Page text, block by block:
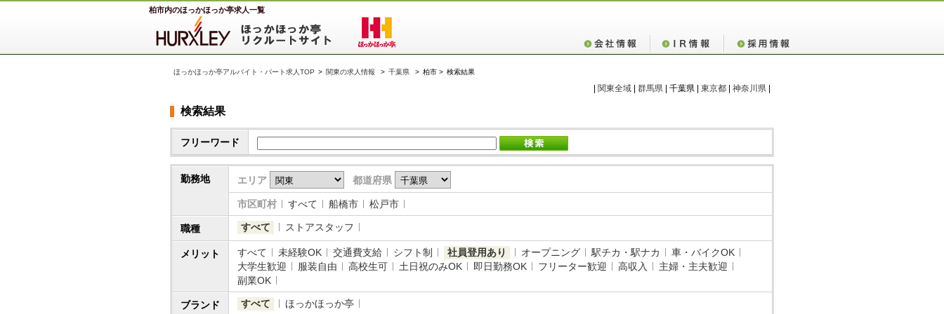
柏市内のほっかほっか亭求人一覧
ほっかほっか亭アルバイト・パート求人TOP > 関東の求人情報 > 千葉県 > 柏市 > 検索結果
関東全域 群馬県 | 千葉県 | 東京都 神奈川県
検索結果
フリーワード
勤務地 エリア 都道府県
市区町村 すべて 船橋市 松戸市
職種 すべて ストアスタッフ
メリット すべて 未経験OK 交通費支給 シフト制 社員登用あり オープニング 駅チカ・駅ナカ
車・バイクOK
大学生歓迎
服装自由 高校生可 土日祝のみOK 即日勤務OK フリーター歓迎 高収入
主婦・主夫歓迎
副業OK
ブランド すべて ほっかほっか亭